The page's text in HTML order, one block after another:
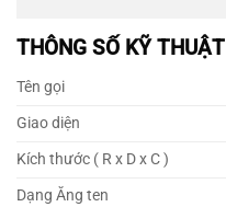
THÔNG SỐ KỸ THUẬT
Tên gọi
Giao diện
Kích thước ( R x D x C )
Dạng Ăng ten